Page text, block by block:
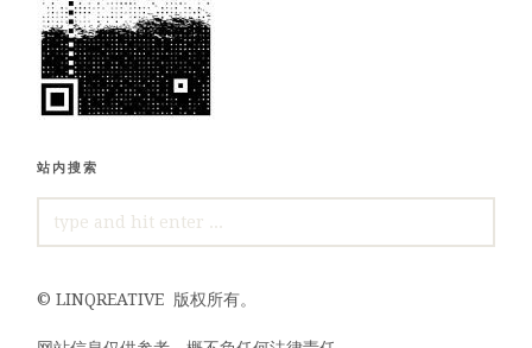
站内搜索
FOR:
©LINQREATIVE 版权所有。